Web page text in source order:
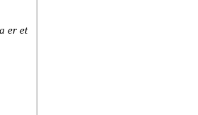
er et